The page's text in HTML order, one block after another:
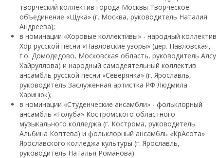
творческий коллектив города Москвы Творческое
объединение «Щука» (г. Москва, руководитель Наталия
Андреева);
в номинации «Хоровые коллективы» - народный коллектив
Хор русской песни «Павловские узоры» (дер. Павловская,
г.о. Домодедово, Московская область, руководитель Алсу
Хайруллова) и народный самодеятельный коллектив
ансамбль русской песни «Северянка» (г. Ярославль,
руководитель Заслуженная артистка РФ Людмила
Харинюк);
в номинации «Студенческие ансамбли» - фольклорный
ансамбль «Голуба» Костромского областного
музыкального колледжа (г. Кострома, руководитель
Альбина Коптева) и фольклорный ансамбль «КрАсота»
Ярославского колледжа культуры (г. Ярославль,
руководитель Наталья Романова).